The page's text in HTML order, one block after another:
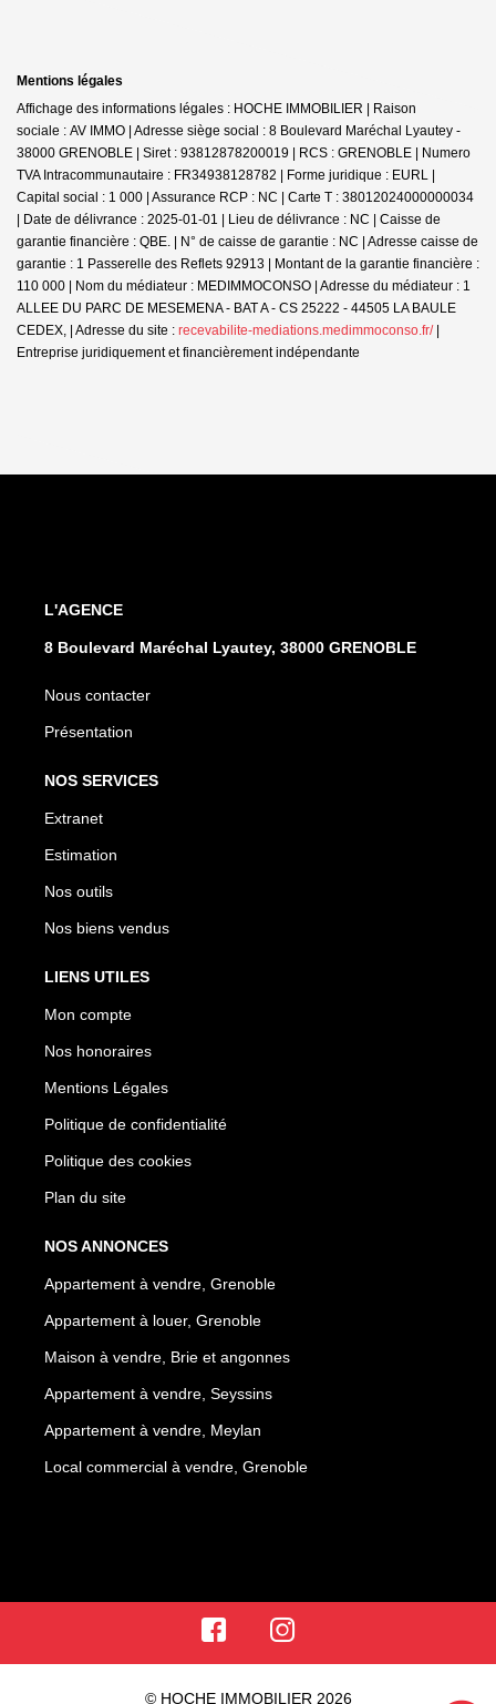
Mentions légales
Affichage des informations légales : HOCHE IMMOBILIER | Raison
sociale : AV IMMO | Adresse siège social : 8 Boulevard Maréchal Lyautey -
38000 GRENOBLE | Siret : 93812878200019 | RCS : GRENOBLE | Numero
TVA Intracommunautaire : FR34938128782 | Forme juridique : EURL |
Capital social : 1 000 | Assurance RCP : NC | Carte T : 38012024000000034
| Date de délivrance : 2025-01-01 | Lieu de délivrance : NC | Caisse de
garantie financière : QBE. | N° de caisse de garantie : NC | Adresse caisse de
garantie : 1 Passerelle des Reflets 92913 | Montant de la garantie financière :
110 000 | Nom du médiateur : MEDIMMOCONSO | Adresse du médiateur : 1
ALLEE DU PARC DE MESEMENA - BAT A - CS 25222 - 44505 LA BAULE
CEDEX, | Adresse du site : recevabilite-mediations.medimmoconso.fr/|
Entreprise juridiquement et financièrement indépendante
L'AGENCE
8 Boulevard Maréchal Lyautey, 38000 GRENOBLE
Nous contacter
Présentation
NOS SERVICES
Extranet
Estimation
Nos outils
Nos biens vendus
LIENS UTILES
Mon compte
Nos honoraires
Mentions Légales
Politique de confidentialité
Politique des cookies
Plan du site
NOS ANNONCES
Appartement à vendre, Grenoble
Appartement à louer, Grenoble
Maison à vendre, Brie et angonnes
Appartement à vendre, Seyssins
Appartement à vendre, Meylan
Local commercial à vendre, Grenoble
© HOCHE IMMOBILIER 2026